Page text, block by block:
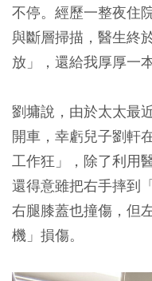
不停。經歷一整夜住
與斷層掃描，醫生終
放」，還給我厚厚一
劉墉說，由於太太最
開車，幸虧兒子劉軒
工作狂」，除了利用
還得意雖把右手摔到
右腿膝蓋也撞傷，但
機」損傷。